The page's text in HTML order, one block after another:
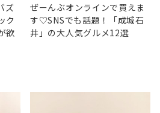
ズ
ク
欲
ぜーんぶオンラインで買えま
す♡SNSでも話題！「成城石
井」の大人気グルメ12選